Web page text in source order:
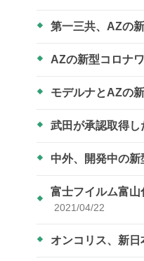
第一三共、AZの
AZの新型コロナ
モデルナとAZの
武田が承認取得
中外、開発中の
富士フイルム富
2021/04/22
オンコリス、新